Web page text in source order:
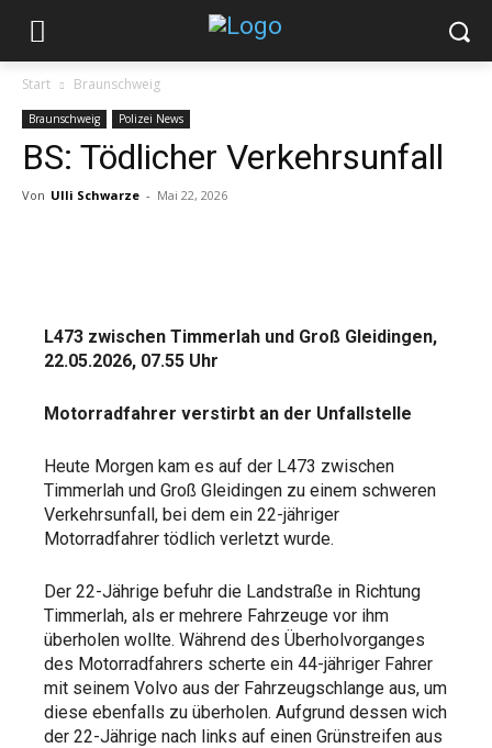
Start Braunschweig
Braunschweig Polizei News
BS: Tödlicher Verkehrsunfall
Von Ulli Schwarze - Mai 22, 2026
L473 zwischen Timmerlah und Groß Gleidingen,
22.05.2026, 07.55 Uhr
Motorradfahrer verstirbt an der Unfallstelle
Heute Morgen kam es auf der L473 zwischen
Timmerlah und Groß Gleidingen zu einem schweren
Verkehrsunfall, bei dem ein 22-jähriger
Motorradfahrer tödlich verletzt wurde.
Der 22-Jährige befuhr die Landstraße in Richtung
Timmerlah, als er mehrere Fahrzeuge vor ihm
überholen wollte. Während des Überholvorganges
des Motorradfahrers scherte ein 44-jähriger Fahrer
mit seinem Volvo aus der Fahrzeugschlange aus, um
diese ebenfalls zu überholen. Aufgrund dessen wich
der 22-Jährige nach links auf einen Grünstreifen aus